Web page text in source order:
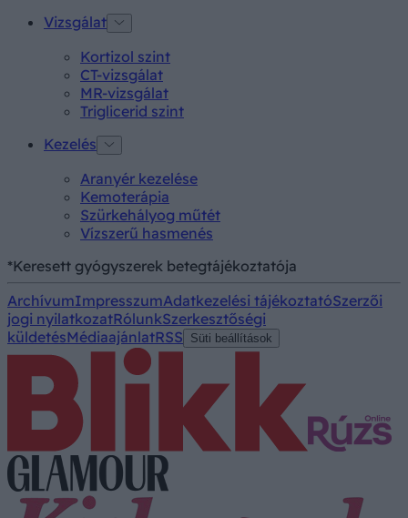
Vizsgálat
Kortizol szint
CT-vizsgálat
MR-vizsgálat
Triglicerid szint
Kezelés
Aranyér kezelése
Kemoterápia
Szürkehályog műtét
Vízszerű hasmenés
*Keresett gyógyszerek betegtájékoztatója
ArchívumImpresszumAdatkezelési tájékoztatóSzerzői
jogi nyilatkozatRólunkSzerkesztőségi
küldetésMédiaajánlatRSS Süti beállítások